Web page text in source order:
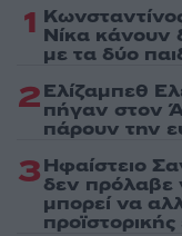
1 Νίκα κάνουν
με τα δύο
2Ελίζαμπεθ
πήγαν στον
πάρουν την
3Ηφαίστειο
δεν πρόλαβε
μπορεί να